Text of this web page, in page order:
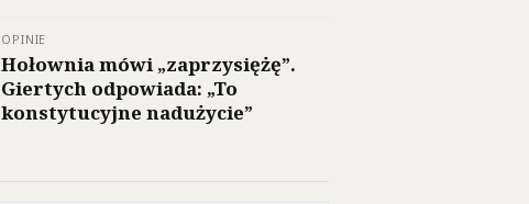
OPINIE
Hołownia mówi „zaprzysiężę”.
Giertych odpowiada: „To
konstytucyjne nadużycie”